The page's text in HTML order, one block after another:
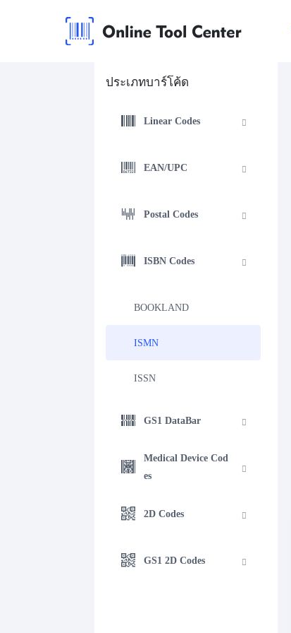
ประเภทบาร์โค้ด
Linear Codes
EAN/UPC
Postal Codes
ISBN Codes
BOOKLAND
ISMN
ISSN
GS1 DataBar
Medical Device Cod
es
2D Codes
GS1 2D Codes